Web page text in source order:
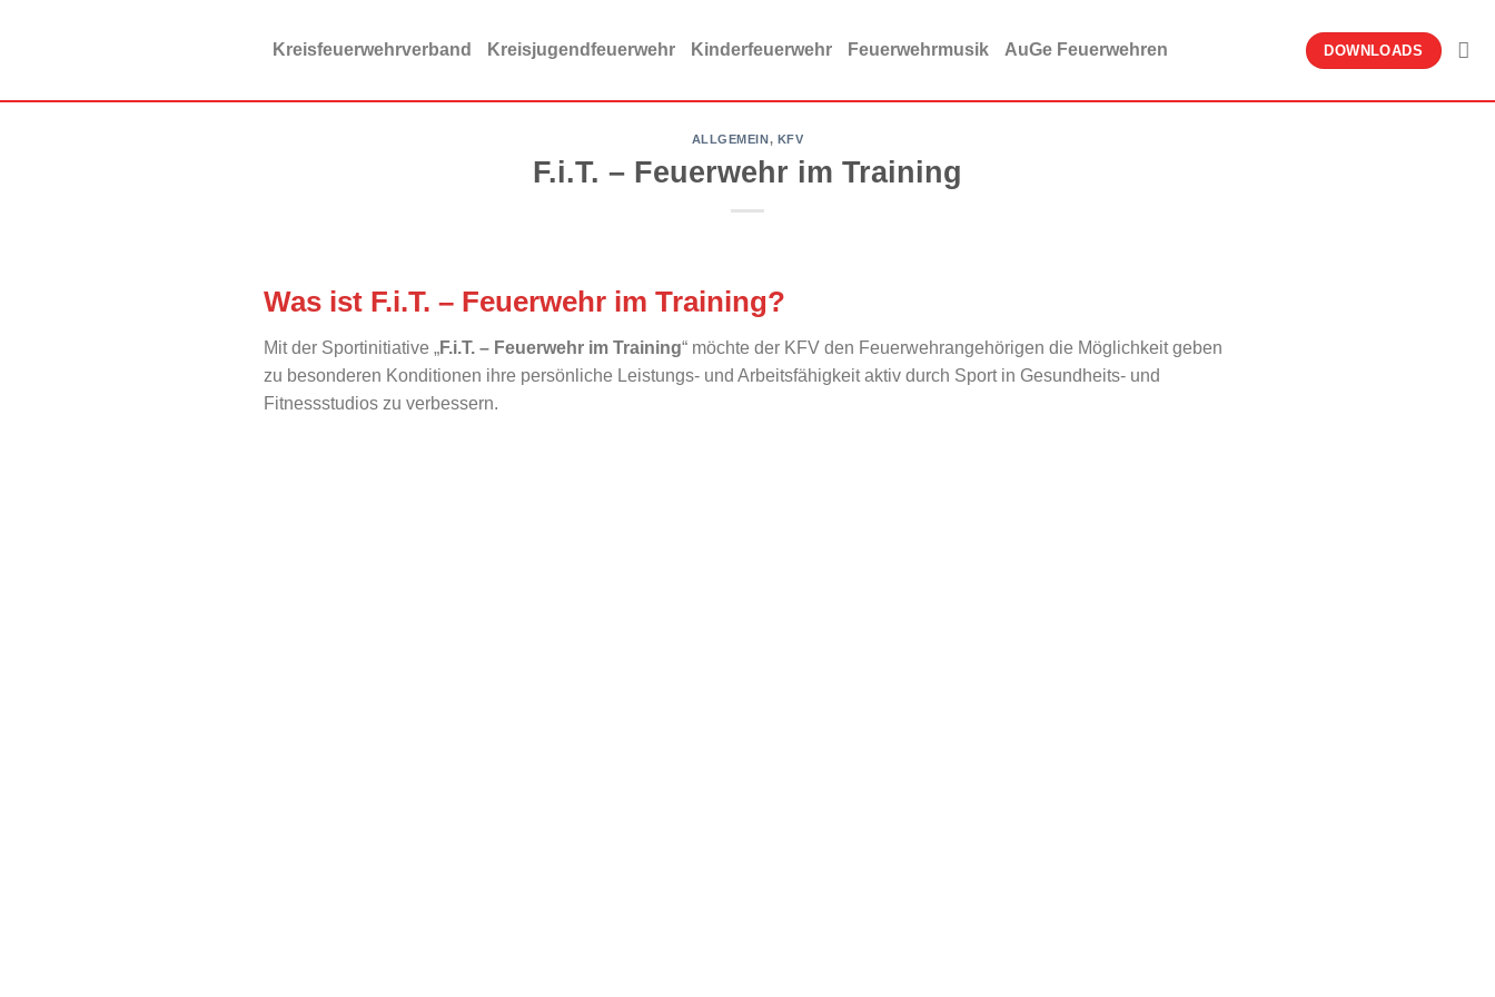
Kreisfeuerwehrverband Kreisjugendfeuerwehr Kinderfeuerwehr Feuerwehrmusik AuGe Feuerwehren DOWNLOADS
ALLGEMEIN, KFV
F.i.T. – Feuerwehr im Training
Was ist F.i.T. – Feuerwehr im Training?
Mit der Sportinitiative „F.i.T. – Feuerwehr im Training“ möchte der KFV den Feuerwehrangehörigen die Möglichkeit geben
zu besonderen Konditionen ihre persönliche Leistungs- und Arbeitsfähigkeit aktiv durch Sport in Gesundheits- und
Fitnessstudios zu verbessern.